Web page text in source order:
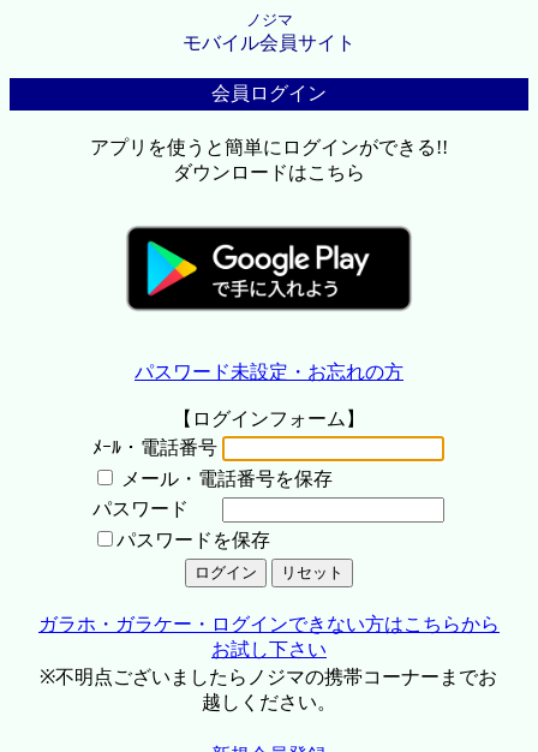
ノジマ
モバイル会員サイト
会員ログイン
アプリを使うと簡単にログインができる!!
ダウンロードはこちら
パスワード未設定・お忘れの方
【ログインフォーム】
ﾒｰﾙ・電話番号
メール・電話番号を保存
パスワード
パスワードを保存
ガラホ・ガラケー・ログインできない方はこちらから
お試し下さい
※不明点ございましたらノジマの携帯コーナーまでお
越しください。